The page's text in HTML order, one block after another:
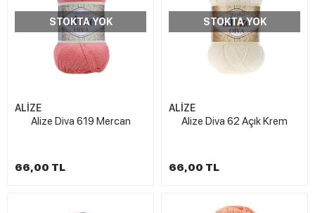
STOKTA YOK
ALİZE
Alize Diva 619 Mercan
66,00 TL
STOKTA YOK
ALİZE
Alize Diva 62 Açık Krem
66,00 TL